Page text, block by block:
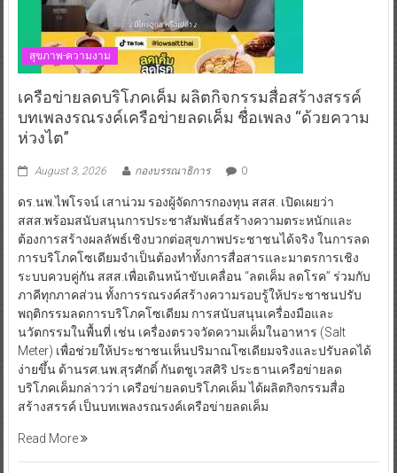
สุขภาพ-ความงาม
เครือข่ายลดบริโภคเค็ม ผลิตกิจกรรมสื่อสร้างสรรค์
บทเพลงรณรงค์เครือข่ายลดเค็ม ชื่อเพลง “ด้วยความ
ห่วงไต”
August 3, 2026 กองบรรณาธิการ 0
ดร.นพ.ไพโรจน์ เสาน่วม รองผู้จัดการกองทุน สสส. เปิดเผยว่า
สสส.พร้อมสนับสนุนการประชาสัมพันธ์สร้างความตระหนักและ
ต้องการสร้างผลลัพธ์เชิงบวกต่อสุขภาพประชาชนได้จริง ในการลด
การบริโภคโซเดียมจำเป็นต้องทำทั้งการสื่อสารและมาตรการเชิง
ระบบควบคู่กัน สสส.เพื่อเดินหน้าขับเคลื่อน “ลดเค็ม ลดโรค” ร่วมกับ
ภาคีทุกภาคส่วน ทั้งการรณรงค์สร้างความรอบรู้ให้ประชาชนปรับ
พฤติกรรมลดการบริโภคโซเดียม การสนับสนุนเครื่องมือและ
นวัตกรรมในพื้นที่ เช่น เครื่องตรวจวัดความเค็มในอาหาร (Salt
Meter) เพื่อช่วยให้ประชาชนเห็นปริมาณโซเดียมจริงและปรับลดได้
ง่ายขึ้น ด้านรศ.นพ.สุรศักดิ์ กันตชูเวสศิริ ประธานเครือข่ายลด
บริโภคเค็มกล่าวว่า เครือข่ายลดบริโภคเค็ม ได้ผลิตกิจกรรมสื่อ
สร้างสรรค์ เป็นบทเพลงรณรงค์เครือข่ายลดเค็ม
Read More